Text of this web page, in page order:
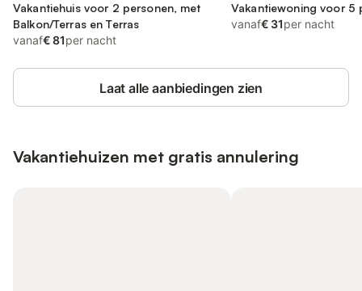
Vakantiehuis voor 2 personen, met
Balkon/Terras en Terras
vanaf€ 81per nacht
Vakantiewoning voor 5
vanaf€ 31per nacht
Laat alle aanbiedingen zien
Vakantiehuizen met gratis annulering